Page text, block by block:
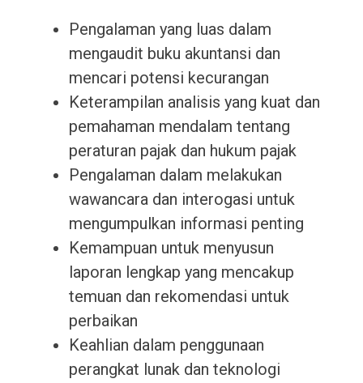
Pengalaman yang luas dalam
mengaudit buku akuntansi dan
mencari potensi kecurangan
Keterampilan analisis yang kuat dan
pemahaman mendalam tentang
peraturan pajak dan hukum pajak
Pengalaman dalam melakukan
wawancara dan interogasi untuk
mengumpulkan informasi penting
Kemampuan untuk menyusun
laporan lengkap yang mencakup
temuan dan rekomendasi untuk
perbaikan
Keahlian dalam penggunaan
perangkat lunak dan teknologi